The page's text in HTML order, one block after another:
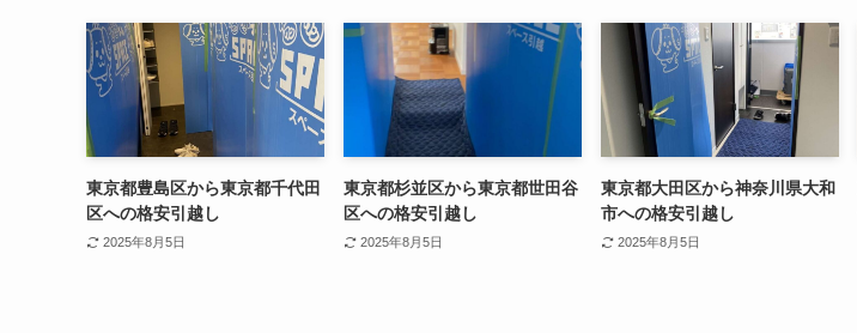
東京都豊島区から東京都千代田
区への格安引越し
2025年8月5日
東京都杉並区から東京都世田谷
区への格安引越し
2025年8月5日
東京都大田区から神奈川県大和
市への格安引越し
2025年8月5日